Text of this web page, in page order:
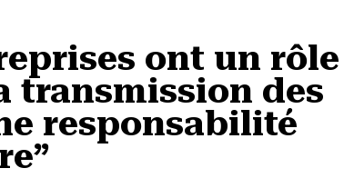
ont un rôle
transmission des
responsabilité